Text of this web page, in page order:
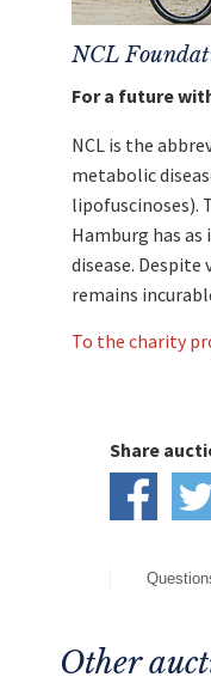
NCL
For a future
NCL is the
metabolic
lipofuscinoses).
Hamburg has
disease.
remains
To the charity
Share
Other